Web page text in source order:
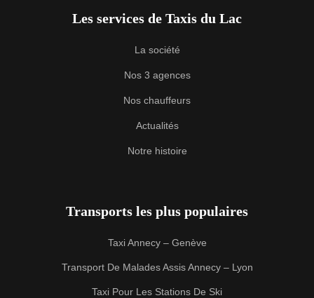
Les services de Taxis du Lac
La société
Nos 3 agences
Nos chauffeurs
Actualités
Notre histoire
Transports les plus populaires
Taxi Annecy – Genève
Transport De Malades Assis Annecy – Lyon
Taxi Pour Les Stations De Ski